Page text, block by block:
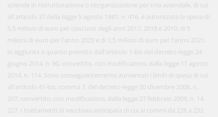
aziende in ristrutturazione o riorganizzazione per crisi aziendale, di cui
all'articolo 37 della legge 5 agosto 1981, n. 416, è autorizzata la spesa di
5,5 milioni di euro per ciascuno degli anni 2017, 2018 e 2019, di 5
milioni di euro per l'anno 2020 e di 1,5 milioni di euro per l'anno 2021,
in aggiunta a quanto previsto dall'articolo 1-bis del decreto-legge 24
giugno 2014, n. 90, convertito, con modificazioni, dalla legge 11 agosto
2014, n. 114. Sono conseguentemente aumentati i limiti di spesa di cui
all'articolo 41-bis, comma 7, del decreto-legge 30 dicembre 2008, n.
207, convertito, con modificazioni, dalla legge 27 febbraio 2009, n. 14.
227. I trattamenti di vecchiaia anticipata di cui ai commi da 226 a 232